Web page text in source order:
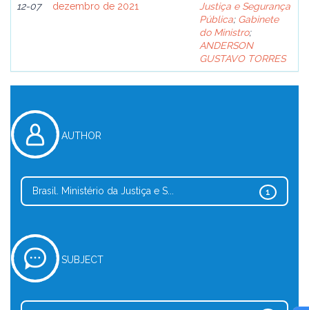
12-07
dezembro de 2021
Justiça e Segurança
Pública; Gabinete
do Ministro;
ANDERSON
GUSTAVO TORRES
AUTHOR
1
Brasil. Ministério da Justiça e S...
SUBJECT